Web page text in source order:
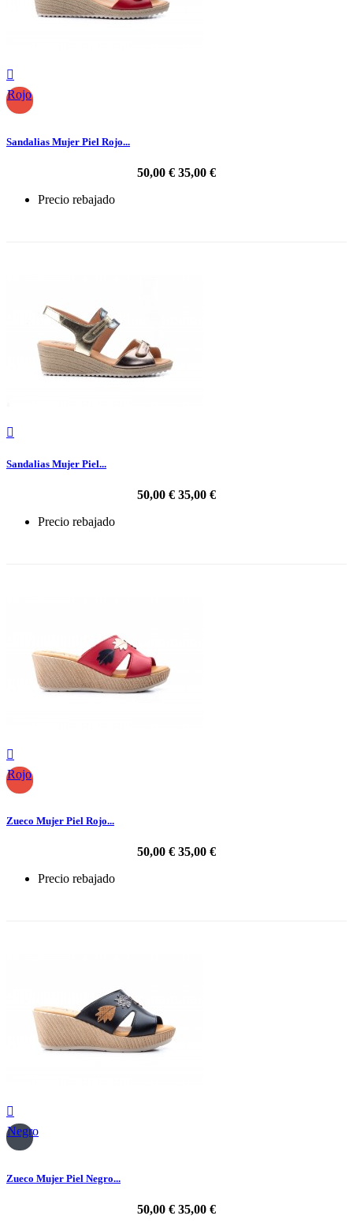

Rojo
Sandalias Mujer Piel Rojo...
50,00 € 35,00 €
Precio rebajado

Sandalias Mujer Piel...
50,00 € 35,00 €
Precio rebajado

Rojo
Zueco Mujer Piel Rojo...
50,00 € 35,00 €
Precio rebajado

Negro
Zueco Mujer Piel Negro...
50,00 € 35,00 €